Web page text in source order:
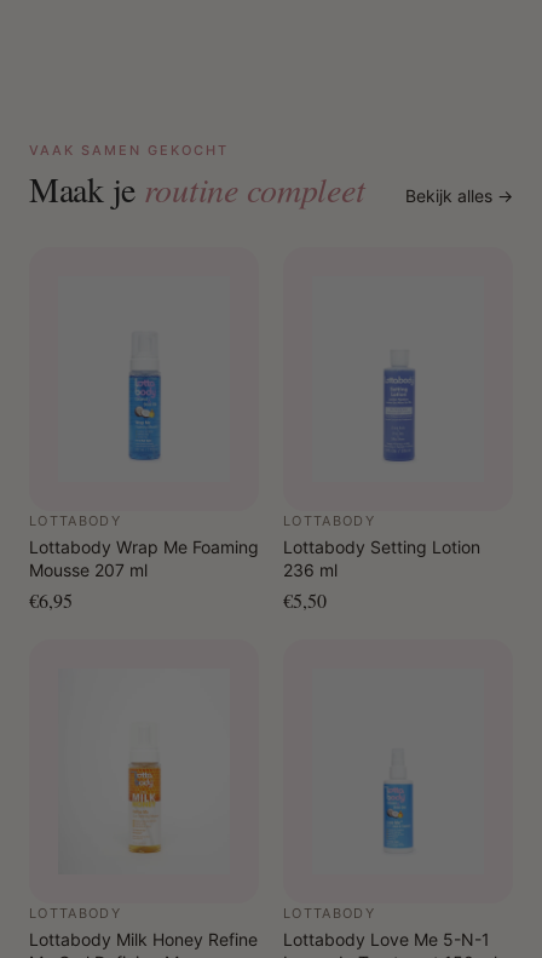
VAAK SAMEN GEKOCHT
Maak je routine compleet Bekijk alles →
LOTTABODY
Lottabody Wrap Me Foaming
Mousse 207 ml
€6,95
LOTTABODY
Lottabody Setting Lotion
236 ml
€5,50
LOTTABODY
Lottabody Milk Honey Refine
LOTTABODY
Lottabody Love Me 5-N-1